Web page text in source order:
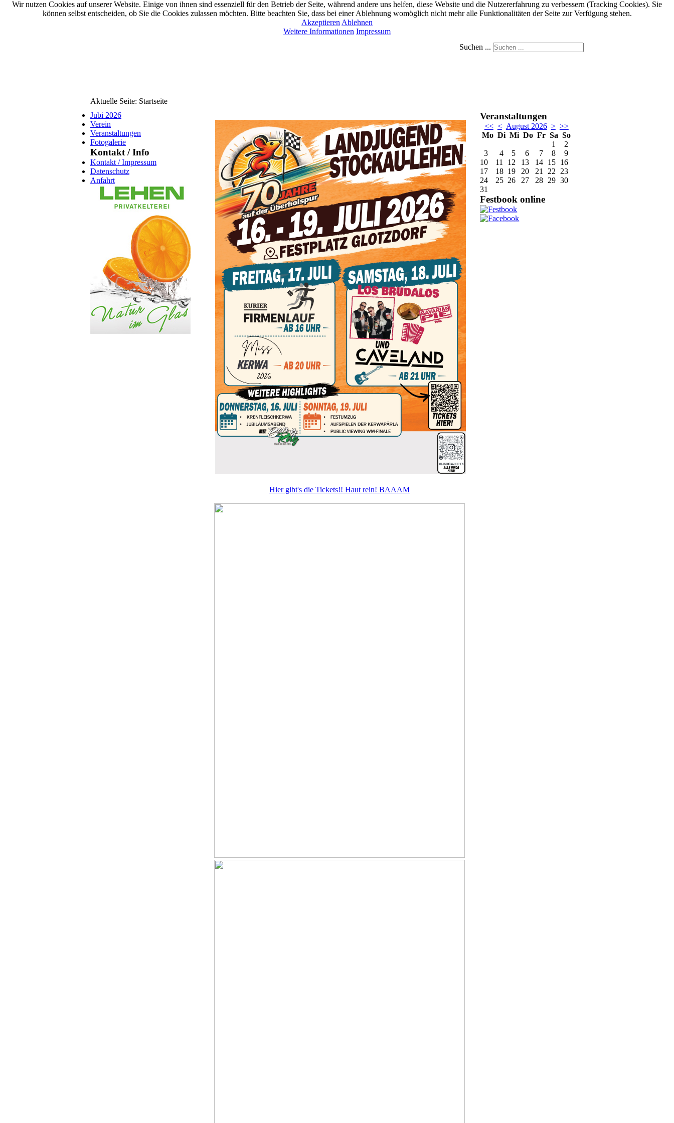
Suchen ...
Aktuelle Seite: Startseite
Jubi 2026
Verein
Veranstaltungen
Fotogalerie
Kontakt / Info
Kontakt / Impressum
Datenschutz
Anfahrt
Hier gibt's die Tickets!! Haut rein! BAAAM
Veranstaltungen
<< < August 2026 > >>
Mo Di Mi Do Fr Sa So
1
2
3
4 5 6 7 8
9
10
11 12 13 14 15 16
17
18 19 20 21 22
23
24
25 26 27 28 29 30
31
Festbook online
Wir nutzen Cookies auf unserer Website. Einige von ihnen sind essenziell für den Betrieb der Seite, während andere uns helfen, diese Website und die Nutzererfahrung zu verbessern (Tracking Cookies). Sie
können selbst entscheiden, ob Sie die Cookies zulassen möchten. Bitte beachten Sie, dass bei einer Ablehnung womöglich nicht mehr alle Funktionalitäten der Seite zur Verfügung stehen.
Akzeptieren Ablehnen
Weitere Informationen Impressum